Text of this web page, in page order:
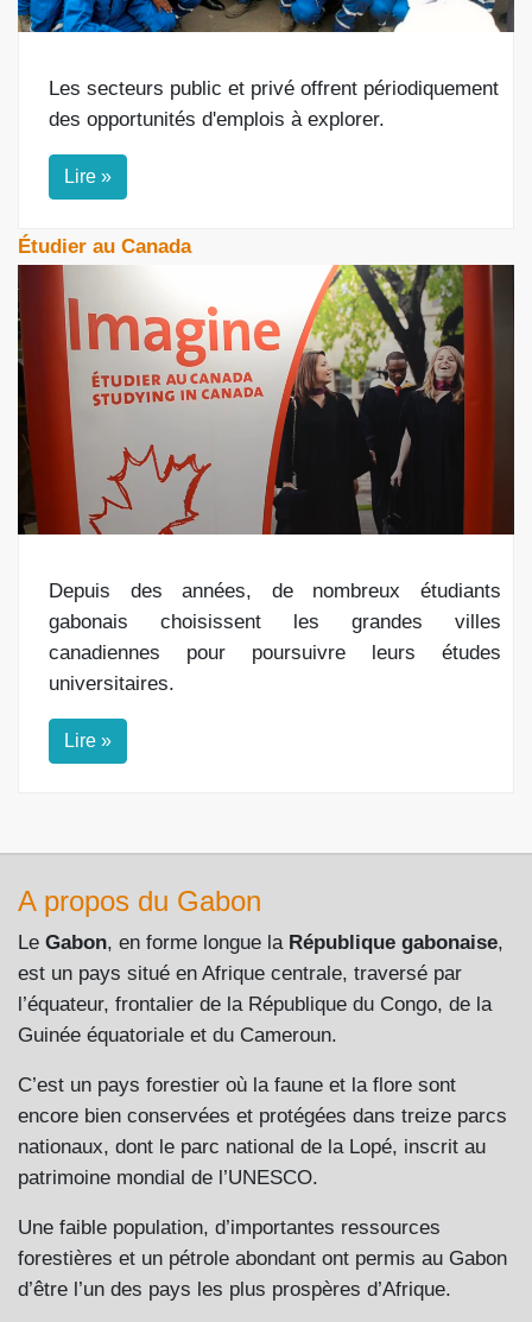
Les secteurs public et privé offrent périodiquement
des opportunités d'emplois à explorer.
Lire »
Étudier au Canada
Depuis des années, de nombreux étudiants
gabonais choisissent les grandes villes
canadiennes pour poursuivre leurs études
universitaires.
Lire »
A propos du Gabon
Le Gabon, en forme longue la République gabonaise,
est un pays situé en Afrique centrale, traversé par
l’équateur, frontalier de la République du Congo, de la
Guinée équatoriale et du Cameroun.
C’est un pays forestier où la faune et la flore sont
encore bien conservées et protégées dans treize parcs
nationaux, dont le parc national de la Lopé, inscrit au
patrimoine mondial de l’UNESCO.
Une faible population, d’importantes ressources
forestières et un pétrole abondant ont permis au Gabon
d’être l’un des pays les plus prospères d’Afrique.